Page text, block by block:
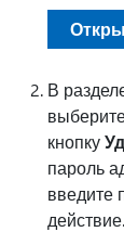
В
кнопку
пароль
введите
действие.